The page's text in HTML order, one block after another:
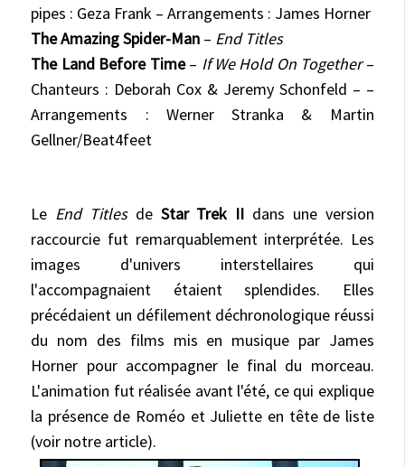
pipes : Geza Frank – Arrangements : James Horner
The Amazing Spider-Man – End Titles
The Land Before Time– If We Hold On Together –
Chanteurs : Deborah Cox & Jeremy Schonfeld – –
Arrangements : Werner Stranka & Martin
Gellner/Beat4feet
Le End Titlesde Star Trek II dans une version
raccourcie fut remarquablement interprétée. Les
images d'univers interstellaires qui
l'accompagnaient étaient splendides. Elles
précédaient un défilement déchronologique réussi
du nom des films mis en musique par James
Horner pour accompagner le final du morceau.
L'animation fut réalisée avant l'été, ce qui explique
la présence de Roméo et Juliette en tête de liste
(voir notre article).